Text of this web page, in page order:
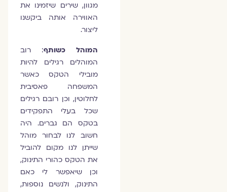
מגוון, שירים שיזמינו את
האווירה אותה ביקשנו
ליצור.
המוהל כשותף:
רוב
המוהלים רגילים להיות
מובילי הטקס כאשר
המשפחה פאסיבית
לחלוטין, וכן רובם רגילים
שכל בעלי התפקידים
בטקס הם גברים. היה
חשוב לנו לבחור מוהל
שייתן לנו מקום להוביל
את הטקס כהורי התינוק,
וכן שיאפשר לי כאם
התינוק, ולנשים נוספות,